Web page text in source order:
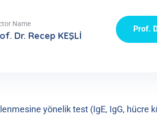
Name
Dr. Recep KEŞLİ
Prof.
yöneliktest (IgE, IgG, hücre